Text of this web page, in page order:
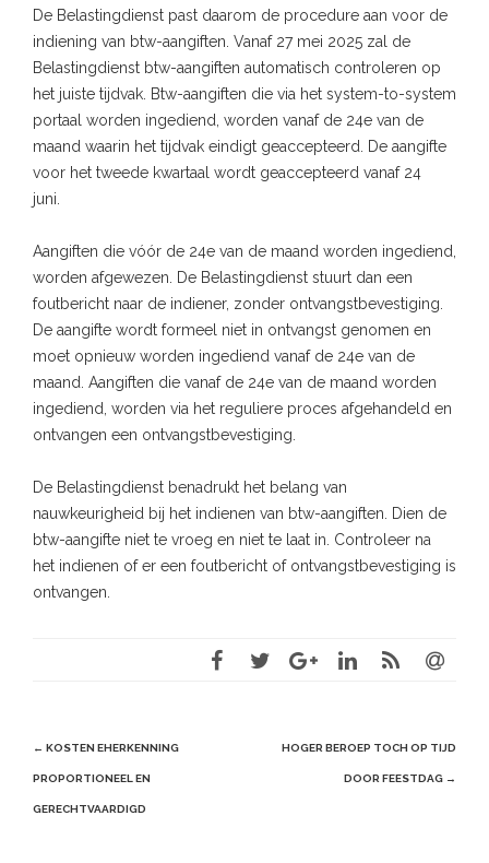
De Belastingdienst past daarom de procedure aan voor de
indiening van btw-aangiften. Vanaf 27 mei 2025 zal de
Belastingdienst btw-aangiften automatisch controleren op
het juiste tijdvak. Btw-aangiften die via het system-to-system
portaal worden ingediend, worden vanaf de 24e van de
maand waarin het tijdvak eindigt geaccepteerd. De aangifte
voor het tweede kwartaal wordt geaccepteerd vanaf 24
juni.
Aangiften die vóór de 24e van de maand worden ingediend,
worden afgewezen. De Belastingdienst stuurt dan een
foutbericht naar de indiener, zonder ontvangstbevestiging.
De aangifte wordt formeel niet in ontvangst genomen en
moet opnieuw worden ingediend vanaf de 24e van de
maand. Aangiften die vanaf de 24e van de maand worden
ingediend, worden via het reguliere proces afgehandeld en
ontvangen een ontvangstbevestiging.
De Belastingdienst benadrukt het belang van
nauwkeurigheid bij het indienen van btw-aangiften. Dien de
btw-aangifte niet te vroeg en niet te laat in. Controleer na
het indienen of er een foutbericht of ontvangstbevestiging is
ontvangen.
Post
navigation
← KOSTEN EHERKENNING
PROPORTIONEEL EN
GERECHTVAARDIGD
HOGER BEROEP TOCH OP TIJD
DOOR FEESTDAG →